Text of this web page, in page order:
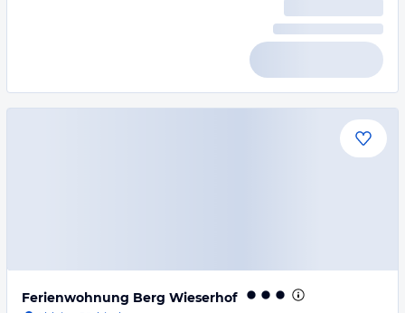
Ferienwohnung Berg Wieserhof